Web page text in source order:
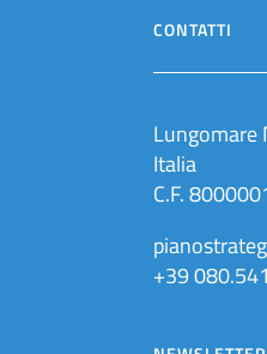
CONTATTI
Lungomare
Italia
C.F.
+39